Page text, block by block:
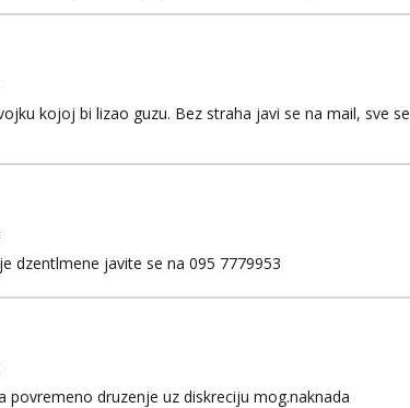
kojoj bi lizao guzu. Bez straha javi se na mail, sve se
dzentlmene javite se na 095 7779953
druzenje uz diskreciju mog.naknada